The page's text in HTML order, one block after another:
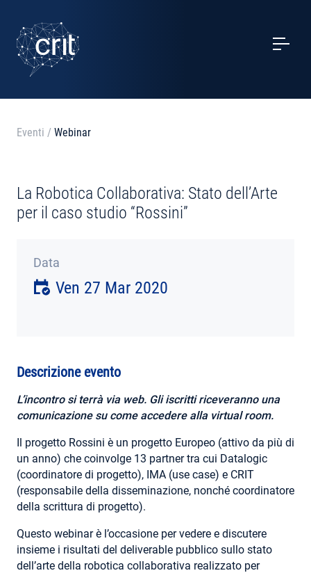
SERVIZI
CASI STUDIO
NOTIZIE
CONTATTI
Eventi / Webinar
La Robotica Collaborativa: Stato dell’Arte
per il caso studio “Rossini”
Data
Ven 27 Mar 2020
Descrizione evento
L’incontro si terrà via web. Gli iscritti riceveranno una
comunicazione su come accedere alla virtual room.
Il progetto Rossini è un progetto Europeo (attivo da più di
un anno) che coinvolge 13 partner tra cui Datalogic
(coordinatore di progetto), IMA (use case) e CRIT
(responsabile della disseminazione, nonché coordinatore
della scrittura di progetto).
Questo webinar è l’occasione per vedere e discutere
insieme i risultati del deliverable pubblico sullo stato
dell’arte della robotica collaborativa realizzato per